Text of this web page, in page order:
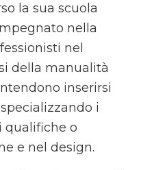
la sua scuola
nella
nel
della manualità
inserirsi
i
qualifiche o
e nel design.